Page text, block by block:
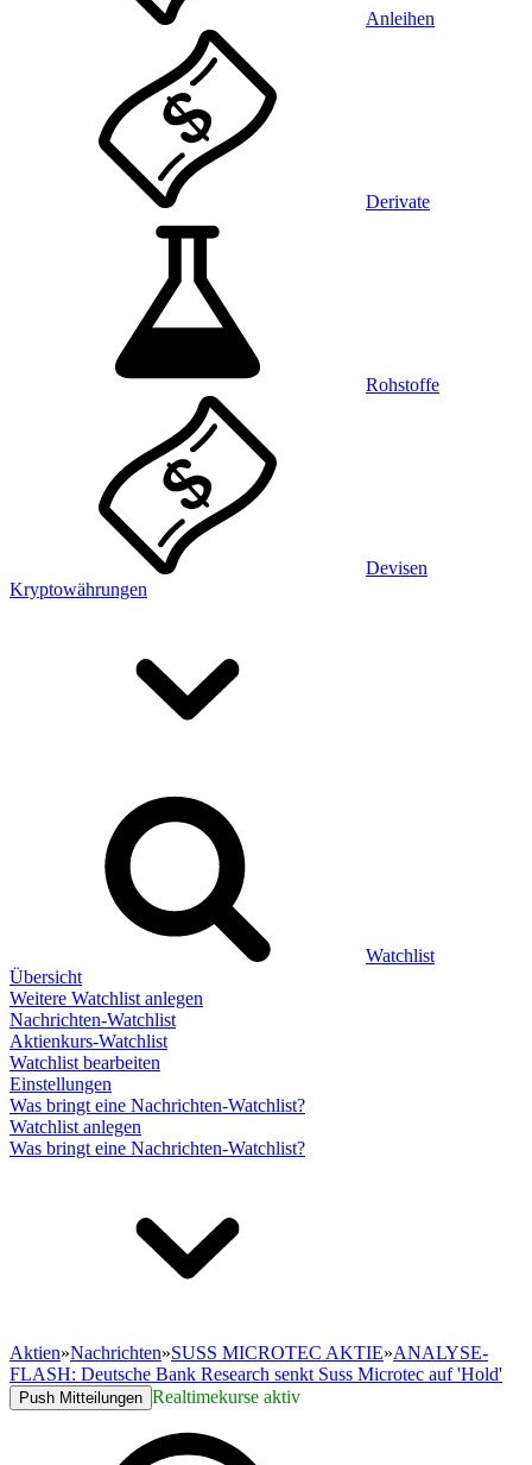
Anleihen
Derivate
Rohstoffe
Devisen
Kryptowährungen
Watchlist
Übersicht
Weitere Watchlist anlegen
Nachrichten-Watchlist
Aktienkurs-Watchlist
Watchlist bearbeiten
Einstellungen
Was bringt eine Nachrichten-Watchlist?
Watchlist anlegen
Was bringt eine Nachrichten-Watchlist?
Aktien»Nachrichten»SUSS MICROTEC AKTIE»ANALYSE-
FLASH: Deutsche Bank Research senkt Suss Microtec auf 'Hold'
Push Mitteilungen Realtimekurse aktiv